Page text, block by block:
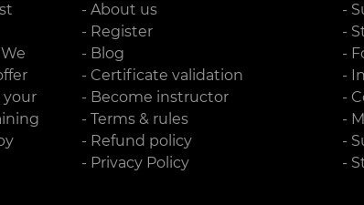
your
- About us
- Register
- Blog
- Certificate validation
- Become instructor
- Terms & rules
- Refund policy
- Privacy Policy
-
-
-
-
-
-
-
-